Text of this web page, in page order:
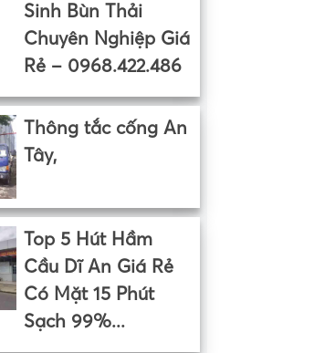
Sinh Bùn Thải
Chuyên Nghiệp Giá
Rẻ – 0968.422.486
Thông tắc cống An
Tây,
Top 5 Hút Hầm
Cầu Dĩ An Giá Rẻ
Có Mặt 15 Phút
Sạch 99%...